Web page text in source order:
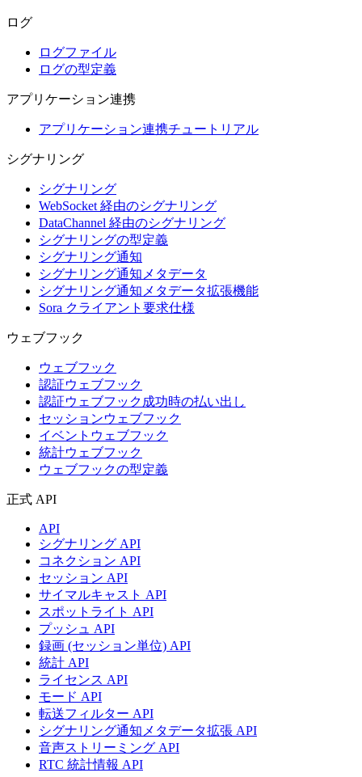
ログ
ログファイル
ログの型定義
アプリケーション連携
アプリケーション連携チュートリアル
シグナリング
シグナリング
WebSocket 経由のシグナリング
DataChannel 経由のシグナリング
シグナリングの型定義
シグナリング通知
シグナリング通知メタデータ
シグナリング通知メタデータ拡張機能
Sora クライアント要求仕様
ウェブフック
ウェブフック
認証ウェブフック
認証ウェブフック成功時の払い出し
セッションウェブフック
イベントウェブフック
統計ウェブフック
ウェブフックの型定義
正式 API
API
シグナリング API
コネクション API
セッション API
サイマルキャスト API
スポットライト API
プッシュ API
録画 (セッション単位) API
統計 API
ライセンス API
モード API
転送フィルター API
シグナリング通知メタデータ拡張 API
音声ストリーミング API
RTC 統計情報 API